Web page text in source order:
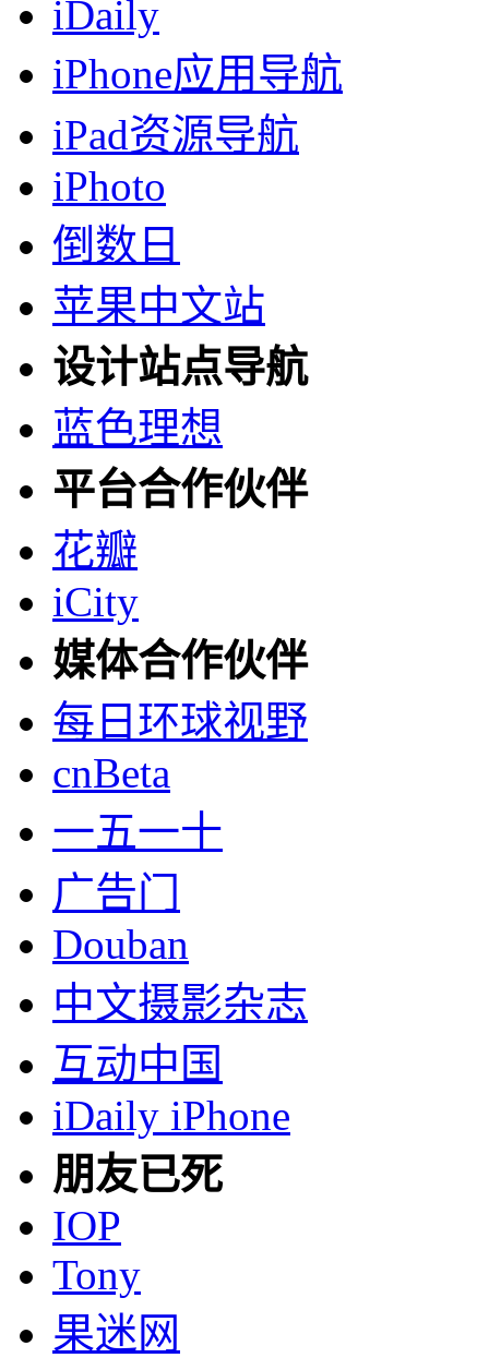
iDaily
iPhone应用导航
iPad资源导航
iPhoto
倒数日
苹果中文站
设计站点导航
蓝色理想
平台合作伙伴
花瓣
iCity
媒体合作伙伴
每日环球视野
cnBeta
一五一十
广告门
Douban
中文摄影杂志
互动中国
iDaily iPhone
朋友已死
IOP
Tony
果迷网